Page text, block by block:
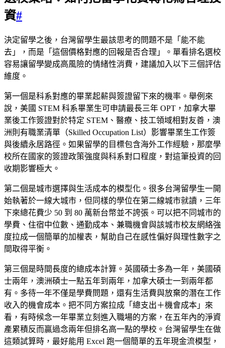
資#
決定留學之後，台灣留學生最該思考的問題不是「能不能
去」，而是「這個價格對應的回報是否合理」。單看排名選校
容易讓留學變成高風險的情緒性消費，建議加入以下三個評估
維度。
第一個是科系對應的畢業起薪與簽證留下來的機率。舉例來
說，美國 STEM 科系畢業生可申請最長三年 OPT，加拿大畢
業後工作簽證對於特定 STEM、醫療、技工領域相對友善，澳
洲則有職業清單（Skilled Occupation List）影響畢業生工作簽
與後續永居路徑。如果留學的目標包含海外工作經驗，那麼學
校所在國家的簽證政策強度與科系對口程度，對這筆投資的回
收期影響極大。
第二個是城市選擇與生活成本的模型化。很多台灣留學生一開
始執著於一線大城市，但同樣的學位在第二線城市就讀，三年
下來總花費少 50 到 80 萬新台幣並不誇張。可以把不同城市的
學費、住宿中位數、通勤成本、兼職機會與該城市校友網絡強
度拉成一個簡單的加權表，幫助自己在感性偏好與理性數字之
間取得平衡。
第三個是時間長度的總成本計算。英國碩士多為一年，美國碩
士兩年，澳洲碩士一點五年到兩年，加拿大碩士一到兩年都
有。多待一年不僅是學費問題，還有生活費與放棄的潛在工作
收入的機會成本。把不同方案拉成「總支出＋機會成本」來
看，有時候念一年畢業立刻進入職場的方案，在五年內的淨資
產累積反而贏過念兩年但排名高一點的學校。台灣留學生在做
這類試算時，最好能用 Excel 跑一個簡單的五年現金流模型，